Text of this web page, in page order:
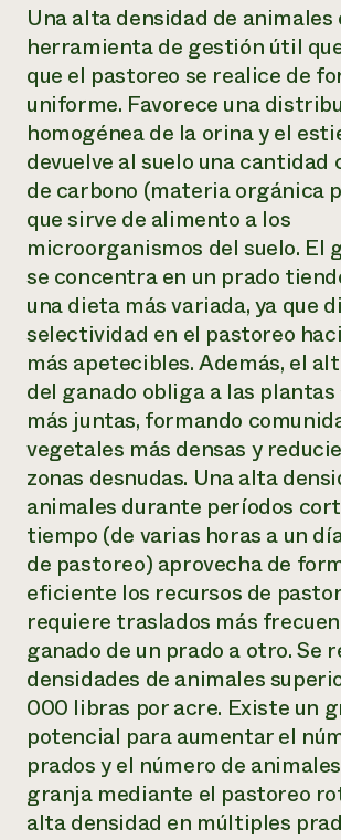
Una alta densidad de animales
herramienta de gestión útil
que el pastoreo se realice de
uniforme. Favorece una
homogénea de la orina y el
devuelve al suelo una cantidad
de carbono (materia orgánica
que sirve de alimento a los
microorganismos del suelo. El
se concentra en un prado
una dieta más variada, ya que
selectividad en el pastoreo
más apetecibles. Además, el
del ganado obliga a las
más juntas, formando
vegetales más densas y
zonas desnudas. Una alta
animales durante períodos
tiempo (de varias horas a un
de pastoreo) aprovecha de
eficiente los recursos de
requiere traslados más
ganado de un prado a otro. Se
densidades de animales
000 libras por acre. Existe un
potencial para aumentar el
prados y el número de
granja mediante el pastoreo
alta densidad en múltiples